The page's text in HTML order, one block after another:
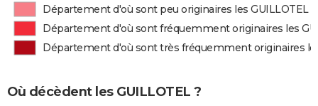
Département d'où sont peu originaires les GUILLOTEL
Département d'où sont fréquemment originaires les
Département d'où sont très fréquemment originaires
Où décèdent les GUILLOTEL ?